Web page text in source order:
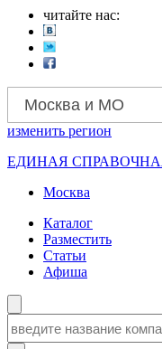
читайте нас:
Москва и МО
изменить регион
ЕДИНАЯ
Москва
Каталог
Разместить
Статьи
Афиша